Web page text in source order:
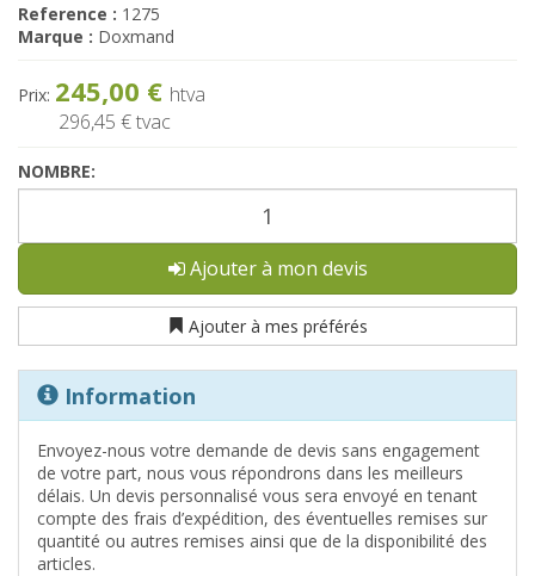
Reference : 1275
Marque : Doxmand
Prix: 245,00 € htva
296,45 €tvac
NOMBRE:
Ajouter à mon devis
Ajouter à mes préférés
Information
Envoyez-nous votre demande de devis sans engagement
de votre part, nous vous répondrons dans les meilleurs
délais. Un devis personnalisé vous sera envoyé en tenant
compte des frais d’expédition, des éventuelles remises sur
quantité ou autres remises ainsi que de la disponibilité des
articles.